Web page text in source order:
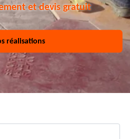
et devis gratuit
réalisations